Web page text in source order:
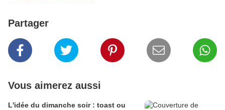
Partager
Vous aimerez aussi
L'idée du dimanche soir : toast ou